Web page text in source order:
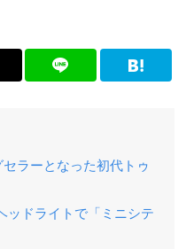
ラーとなった初代トゥ
ッドライトで「ミニシテ